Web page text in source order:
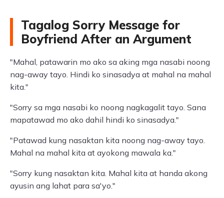
Tagalog Sorry Message for
Boyfriend After an Argument
"Mahal, patawarin mo ako sa aking mga nasabi noong
nag-away tayo. Hindi ko sinasadya at mahal na mahal
kita."
"Sorry sa mga nasabi ko noong nagkagalit tayo. Sana
mapatawad mo ako dahil hindi ko sinasadya."
"Patawad kung nasaktan kita noong nag-away tayo.
Mahal na mahal kita at ayokong mawala ka."
"Sorry kung nasaktan kita. Mahal kita at handa akong
ayusin ang lahat para sa'yo."